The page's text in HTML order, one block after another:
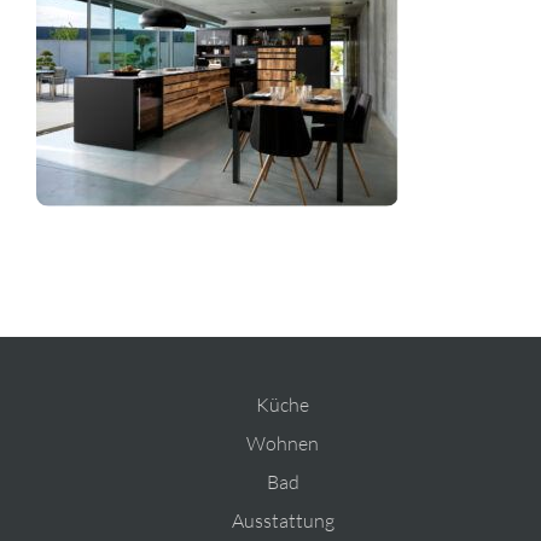
Ausstattung
Planung
Rechner
Küche
Wohnen
Bad
Ausstattung